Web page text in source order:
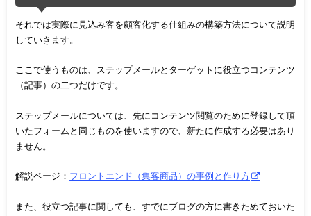
それでは実際に見込み客を顧客化する仕組みの構築方法について説明
していきます。
ここで使うものは、ステップメールとターゲットに役立つコンテンツ
（記事）の二つだけです。
ステップメールについては、先にコンテンツ閲覧のために登録して頂
いたフォームと同じものを使いますので、新たに作成する必要はあり
ません。
解説ページ： フロントエンド（集客商品）の事例と作り方
また、役立つ記事に関しても、すでにブログの方に書きためておいた